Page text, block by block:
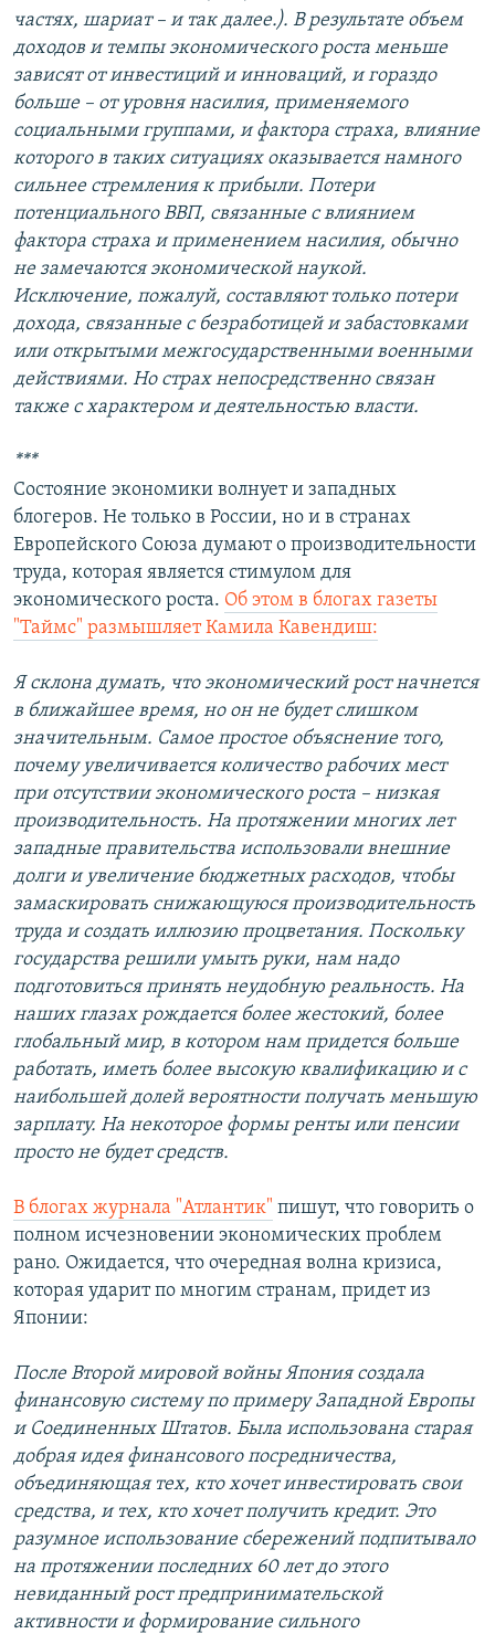
частях, шариат – и так далее.). В результате объем
доходов и темпы экономического роста меньше
зависят от инвестиций и инноваций, и гораздо
больше – от уровня насилия, применяемого
социальными группами, и фактора страха, влияние
которого в таких ситуациях оказывается намного
сильнее стремления к прибыли. Потери
потенциального ВВП, связанные с влиянием
фактора страха и применением насилия, обычно
не замечаются экономической наукой.
Исключение, пожалуй, составляют только потери
дохода, связанные с безработицей и забастовками
или открытыми межгосударственными военными
действиями. Но страх непосредственно связан
также с характером и деятельностью власти.
***
Состояние экономики волнует и западных
блогеров. Не только в России, но и в странах
Европейского Союза думают о производительности
труда, которая является стимулом для
экономического роста. Об этом в блогах газеты
"Таймс" размышляет Камила Кавендиш:
Я склона думать, что экономический рост начнется
в ближайшее время, но он не будет слишком
значительным. Самое простое объяснение того,
почему увеличивается количество рабочих мест
при отсутствии экономического роста – низкая
производительность. На протяжении многих лет
западные правительства использовали внешние
долги и увеличение бюджетных расходов, чтобы
замаскировать снижающуюся производительность
труда и создать иллюзию процветания. Поскольку
государства решили умыть руки, нам надо
подготовиться принять неудобную реальность. На
наших глазах рождается более жестокий, более
глобальный мир, в котором нам придется больше
работать, иметь более высокую квалификацию и с
наибольшей долей вероятности получать меньшую
зарплату. На некоторое формы ренты или пенсии
просто не будет средств.
В блогах журнала "Атлантик" пишут, что говорить о
полном исчезновении экономических проблем
рано. Ожидается, что очередная волна кризиса,
которая ударит по многим странам, придет из
Японии:
После Второй мировой войны Япония создала
финансовую систему по примеру Западной Европы
и Соединенных Штатов. Была использована старая
добрая идея финансового посредничества,
объединяющая тех, кто хочет инвестировать свои
средства, и тех, кто хочет получить кредит. Это
разумное использование сбережений подпитывало
на протяжении последних 60 лет до этого
невиданный рост предпринимательской
активности и формирование сильного